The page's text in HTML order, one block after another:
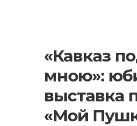
«Кавказ
мною»:
выставка
«Мой